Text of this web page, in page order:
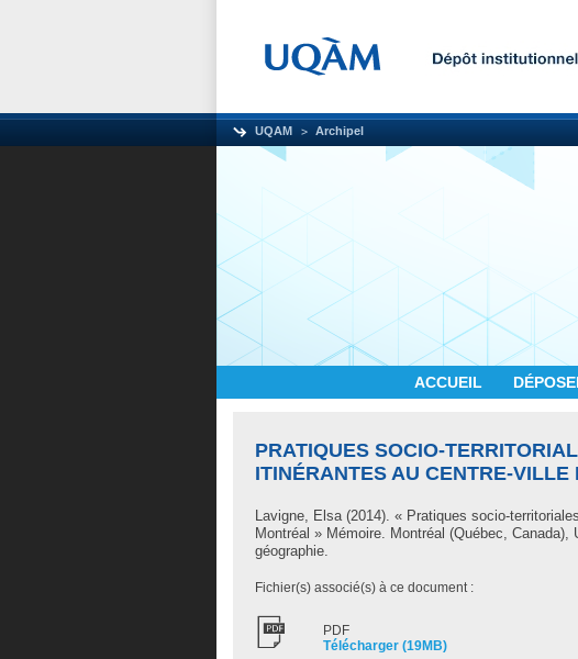
UQAM Archipel
ACCUEIL
PRATIQUES SOCIO-
ITINÉRANTES AU CENTRE-VILLE
Lavigne, Elsa(2014). « Pratiques socio-
Montréal » Mémoire. Montréal (Québec,
géographie.
Fichier(s) associé(s) à ce document :
PDF
Télécharger (19MB)